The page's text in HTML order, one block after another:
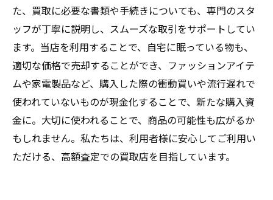
た、買取に必要な書類や手続きについても、専門のスタ
ッフが丁寧に説明し、スムーズな取引をサポートしてい
ます。当店を利用することで、自宅に眠っている物も、
適切な価格で売却することができ、ファッションアイテ
ムや家電製品など、購入した際の衝動買いや流行遅れで
使われていないものが現金化することで、新たな購入資
金に。大切に使われることで、商品の可能性も広がるか
もしれません。私たちは、利用者様に安心してご利用い
ただける、高額査定での買取店を目指しています。